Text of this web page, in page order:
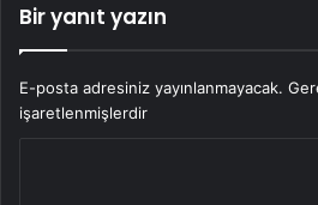
Bir yanıt yazın
E-posta adresiniz yayınlanmayacak.
işaretlenmişlerdir